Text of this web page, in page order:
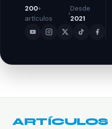
200+
artículos
Desde
2021
ARTÍCULOS